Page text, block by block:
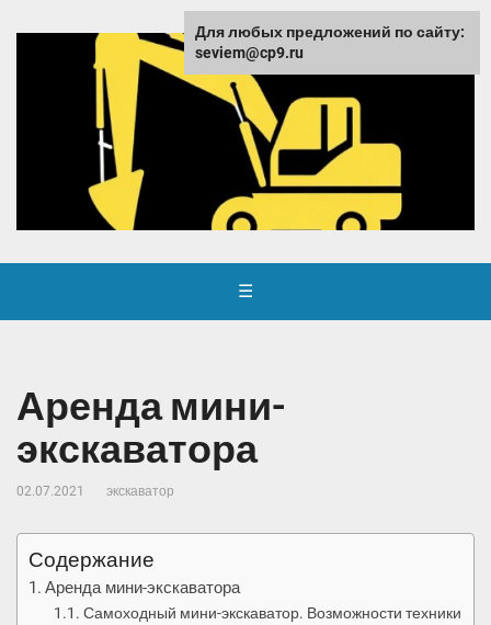
☰
Аренда мини-
экскаватора
02.07.2021 экскаватор
Содержание
Аренда мини-экскаватора
Самоходный мини-экскаватор. Возможности техники
Для любых предложений по сайту:
seviem@cp9.ru